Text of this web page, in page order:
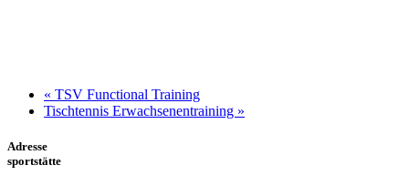
« TSV Functional Training
Tischtennis Erwachsenentraining »
Adresse
sportstätte